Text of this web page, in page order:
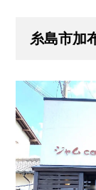
糸島市加